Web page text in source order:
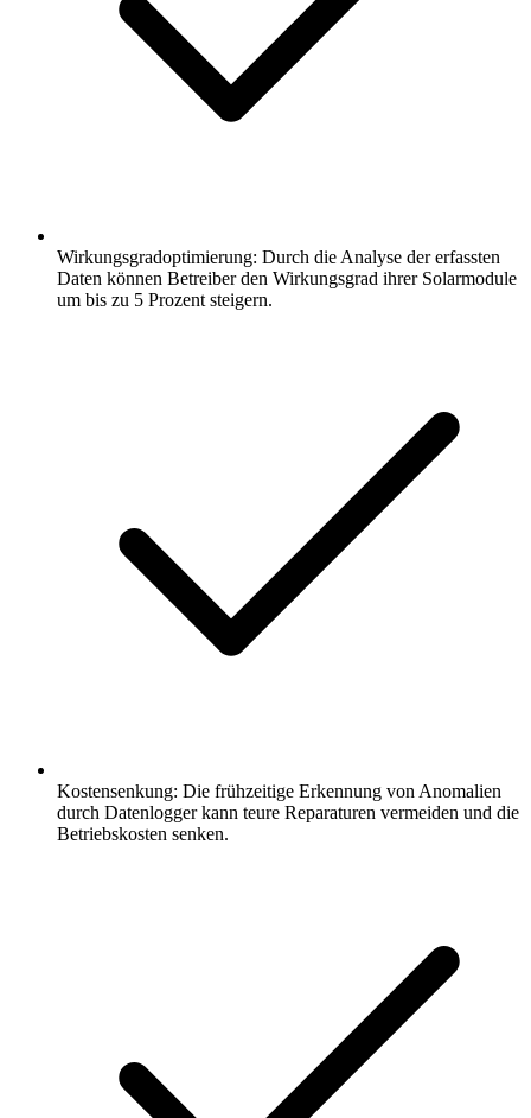
Wirkungsgradoptimierung: Durch die Analyse der erfassten
Daten können Betreiber den Wirkungsgrad ihrer Solarmodule
um bis zu 5 Prozent steigern.
Kostensenkung: Die frühzeitige Erkennung von Anomalien
durch Datenlogger kann teure Reparaturen vermeiden und die
Betriebskosten senken.